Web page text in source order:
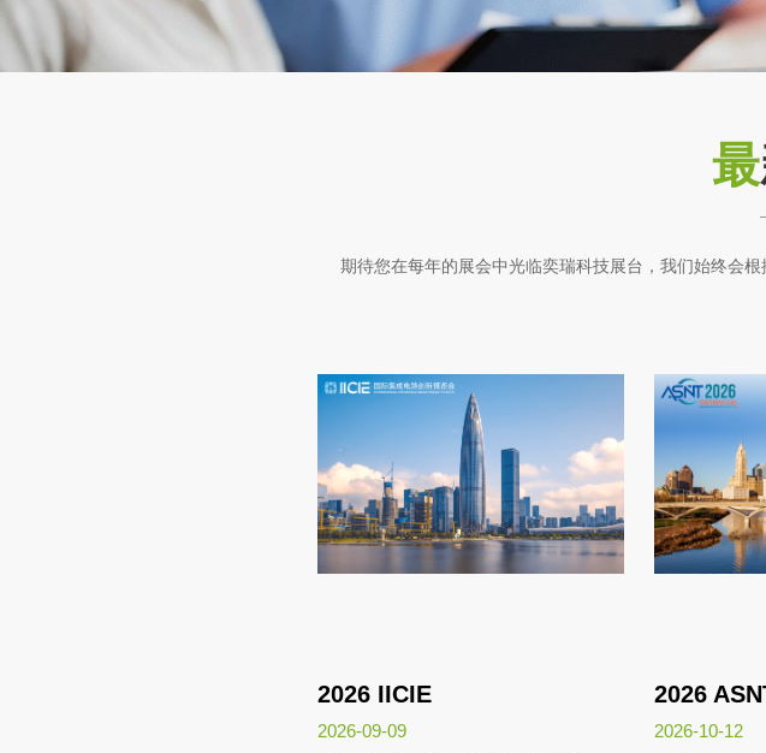
最
期待您在每年的展会中光临奕瑞科技展台，我们始终会
2026 IICIE
2026-09-09
2026
2026-10-12